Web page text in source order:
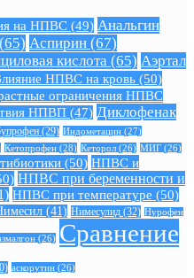
на НПВС (49) Анальгин
(65) Аспирин (67)
кислота (65) Аэртал
НПВС на кровь (50)
ограничения НПВС
НПВП (47) Диклофенак
(29) Индометацин (27)
Кетопрофен (28) Кеторол (26) МИГ (26)
(50) НПВС и
НПВС при беременности и
НПВС при температуре (50)
(41) Нимесулид (32) Нурофен
(26) Сравнение
аскорутин (26)